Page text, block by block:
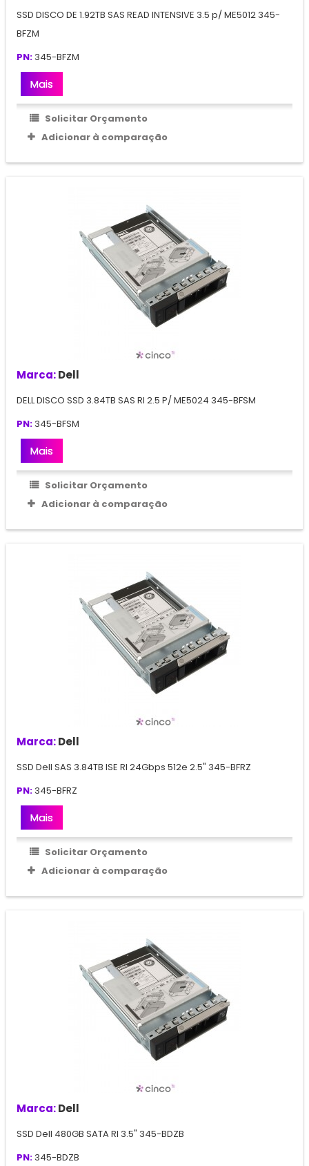
SSD DISCO DE 1.92TB SAS READ INTENSIVE 3.5 p/ ME5012 345-
BFZM
PN: 345-BFZM
Mais
Solicitar Orçamento
Adicionar à comparação
Marca:Dell
DELL DISCO SSD 3.84TB SAS RI 2.5 P/ ME5024 345-BFSM
PN: 345-BFSM
Mais
Solicitar Orçamento
Adicionar à comparação
Marca:Dell
SSD Dell SAS 3.84TB ISE RI 24Gbps 512e 2.5" 345-BFRZ
PN: 345-BFRZ
Mais
Solicitar Orçamento
Adicionar à comparação
Marca:Dell
SSD Dell 480GB SATA RI 3.5" 345-BDZB
PN: 345-BDZB